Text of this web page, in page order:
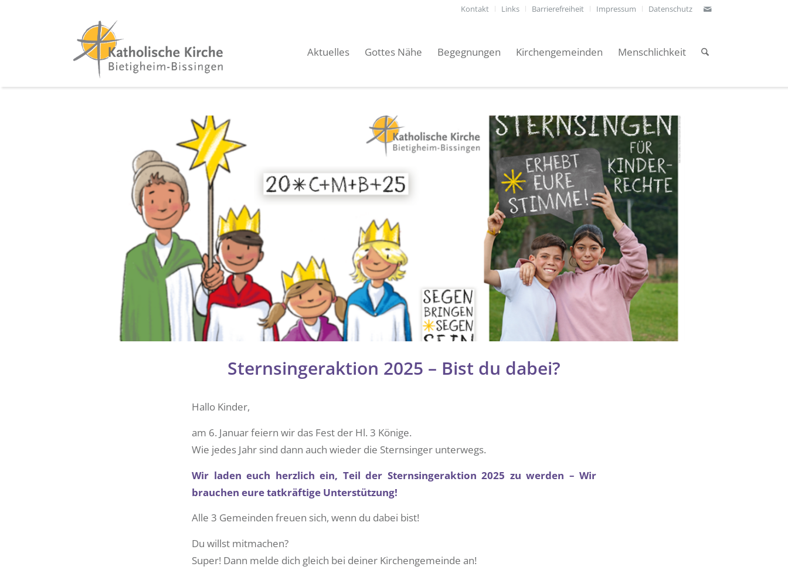
Kontakt Links Barrierefreiheit Impressum Datenschutz
Aktuelles Gottes Nähe Begegnungen Kirchengemeinden Menschlichkeit
Sternsingeraktion 2025 – Bist du dabei?
Hallo Kinder,
am 6. Januar feiern wir das Fest der Hl. 3 Könige.
Wie jedes Jahr sind dann auch wieder die Sternsinger unterwegs.
Wir laden euch herzlich ein, Teil der Sternsingeraktion 2025 zu werden – Wir
brauchen eure tatkräftige Unterstützung!
Alle 3 Gemeinden freuen sich, wenn du dabei bist!
Du willst mitmachen?
Super! Dann melde dich gleich bei deiner Kirchengemeinde an!